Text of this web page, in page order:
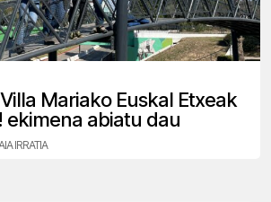
Mariako Euskal Etxeak
ekimena abiatu dau
IRRATIA